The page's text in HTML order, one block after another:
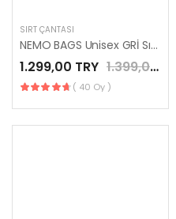
SIRT ÇANTASI
NEMO BAGS Unisex GRİ Sırt Çantası Okul Çantası Laptop ve Seyahat Çantası Su Geçirmez Spor Çantası 40x30x15cm
1.299,00 TRY 1.399,00 TRY
( 40 Oy )